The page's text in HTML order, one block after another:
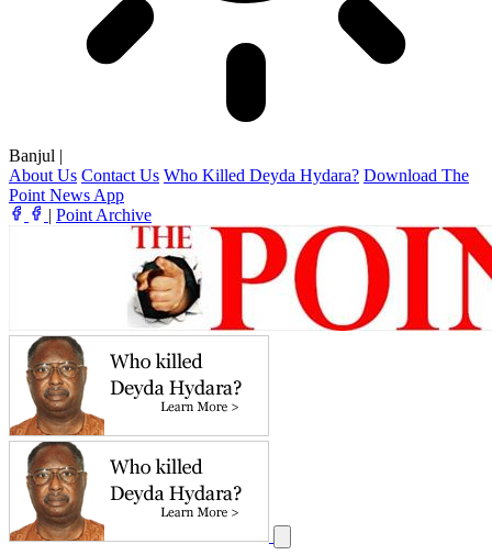
Banjul |
About Us Contact Us Who Killed Deyda Hydara? Download The
Point News App
| Point Archive